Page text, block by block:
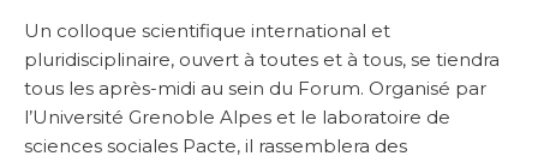
Un colloque scientifique international et
pluridisciplinaire, ouvert à toutes et à tous, se tiendra
tous les après-midi au sein du Forum. Organisé par
l’Université Grenoble Alpes et le laboratoire de
sciences sociales Pacte, il rassemblera des